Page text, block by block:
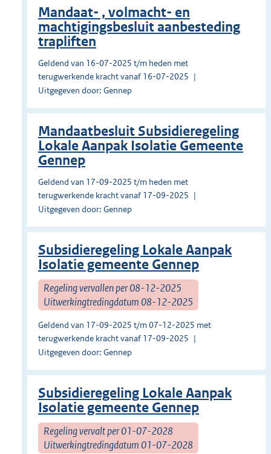
Mandaat- , volmacht- en
machtigingsbesluit aanbesteding
trapliften
Geldend van 16-07-2025 t/m heden met
terugwerkende kracht vanaf 16-07-2025
Uitgegeven door: Gennep
Mandaatbesluit Subsidieregeling
Lokale Aanpak Isolatie Gemeente
Gennep
Geldend van 17-09-2025 t/m heden met
terugwerkende kracht vanaf 17-09-2025
Uitgegeven door: Gennep
Subsidieregeling Lokale Aanpak
Isolatie gemeente Gennep
Regeling vervallen per 08-12-2025
Uitwerkingtredingdatum 08-12-2025
Geldend van 17-09-2025 t/m 07-12-2025 met
terugwerkende kracht vanaf 17-09-2025
Uitgegeven door: Gennep
Subsidieregeling Lokale Aanpak
Isolatie gemeente Gennep
Regeling vervalt per 01-07-2028
Uitwerkingtredingdatum 01-07-2028